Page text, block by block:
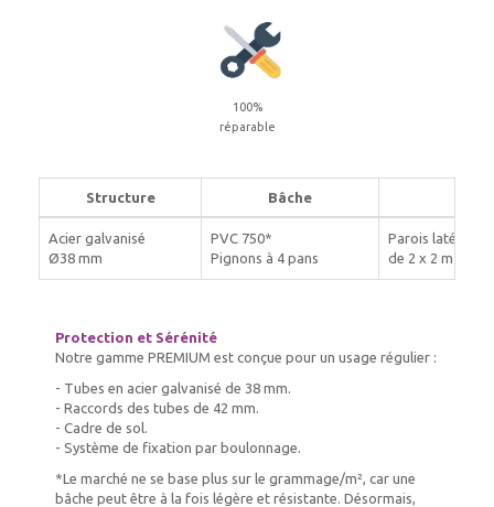
100%
réparable
Structure Bâche
Acier galvanisé
Ø38 mm
PVC 750*
Pignons à 4 pans
Parois latérales
de 2 x 2 m avec
Protection et Sérénité
Notre gamme PREMIUM est conçue pour un usage régulier :
- Tubes en acier galvanisé de 38 mm.
- Raccords des tubes de 42 mm.
- Cadre de sol.
- Système de fixation par boulonnage.
*Le marché ne se base plus sur le grammage/m², car une
bâche peut être à la fois légère et résistante. Désormais,